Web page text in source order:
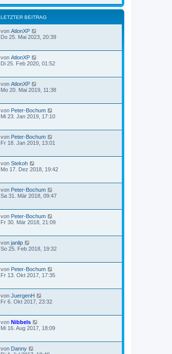
LETZTER BEITRAG
von AtlonXP
Do 25. Mai 2023, 20:39
von AtlonXP
Di 25. Feb 2020, 01:52
von AtlonXP
Mo 20. Mai 2019, 11:38
von Peter-Bochum
Mi 23. Jan 2019, 17:10
von Peter-Bochum
Fr 18. Jan 2019, 13:01
von Stekoh
Mo 17. Dez 2018, 19:42
von Peter-Bochum
Sa 31. Mär 2018, 09:47
von Peter-Bochum
Fr 30. Mär 2018, 21:09
von janlip
So 25. Feb 2018, 19:32
von Peter-Bochum
Fr 13. Okt 2017, 17:35
von JuergenH
Fr 6. Okt 2017, 23:32
von Nibbels
Mi 16. Aug 2017, 18:09
von Danny